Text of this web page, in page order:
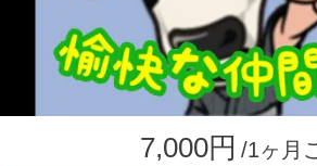
7,000円 /1ヶ月